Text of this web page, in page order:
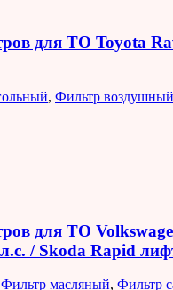
для ТО Toyota
, Фильтр воздушный
для ТО
/ Skoda Rapid
Фильтр масляный, Фильтр